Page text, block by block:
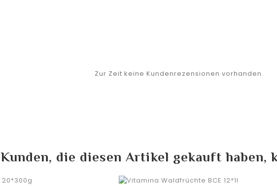
Zur Zeit keine Kundenrezensionen vorhanden.
Kunden, die diesen Artikel gekauft haben,